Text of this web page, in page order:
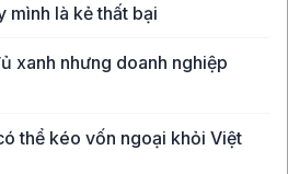
mình là kẻ thất bại
xanh nhưng doanh nghiệp
thể kéo vốn ngoại khỏi Việt